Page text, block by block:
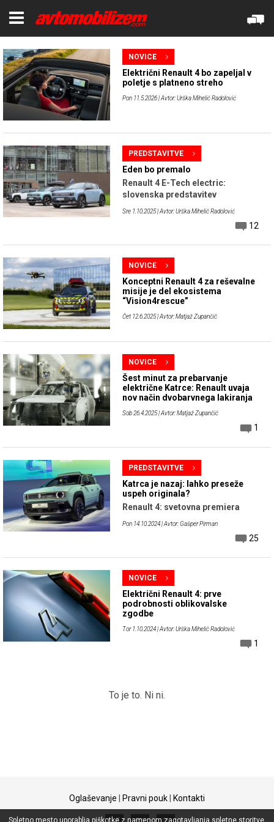
NOVICE
Električni Renault 4 bo zapeljal v
poletje s platneno streho
Pon 11.5.2026| Avtor: Urška Mihelič Radolović
PREDSTAVITVE
Eden bo premalo
Renault 4 E-Tech electric:
slovenska predstavitev
Sre 1.10.2025| Avtor: Urška Mihelič Radolović
12
NOVICE
Konceptni Renault 4 za reševalne
misije je del ekosistema
“Vision4rescue”
Čet 12.6.2025| Avtor: Matjaž Zupančič
NOVICE
Šest minut za prebarvanje
električne Katrce: Renault uvaja
nov način dvobarvnega lakiranja
Sob 26.4.2025| Avtor: Matjaž Zupančič
1
PREDSTAVITVE
Katrca je nazaj: lahko preseže
uspeh originala?
Renault 4: svetovna premiera
Pon 14.10.2024| Avtor: Gašper Pirman
25
NOVICE
Električni Renault 4: prve
podrobnosti oblikovalske
zgodbe
Tor 1.10.2024| Avtor: Urška Mihelič Radolović
1
To je to. Ni ni.
Oglaševanje Pravni pouk Kontakti
Spletno mesto uporablja piškotke z namenom zagotavljanja spletne storitve,